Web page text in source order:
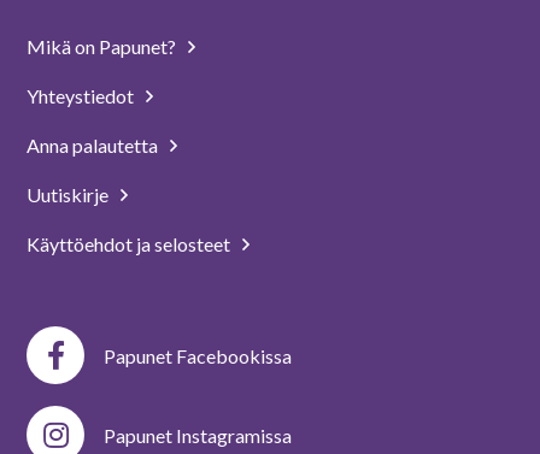
Mikä on Papunet?
Yhteystiedot
Anna palautetta
Uutiskirje
Käyttöehdot ja selosteet
Papunet Facebookissa
Papunet Instagramissa